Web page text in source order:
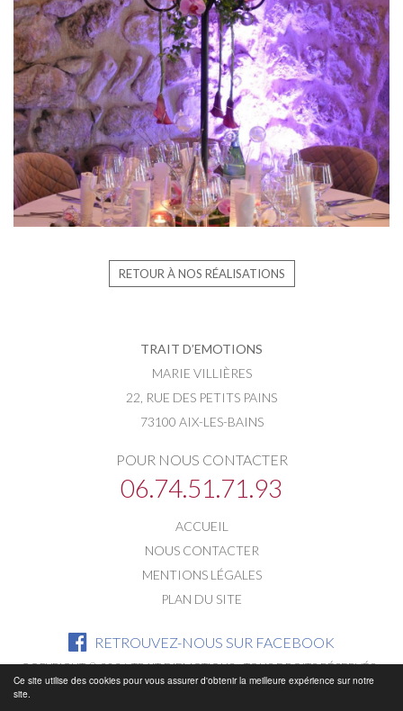
Ce site utilise des cookies pour vous assurer d'obtenir la meilleure expérience sur notre
site.
RETOUR À NOS RÉALISATIONS
TRAIT D’EMOTIONS
MARIE VILLIÈRES
22, RUE DES PETITS PAINS
73100 AIX-LES-BAINS
POUR NOUS CONTACTER
06.74.51.71.93
ACCUEIL
NOUS CONTACTER
MENTIONS LÉGALES
PLAN DU SITE
RETROUVEZ-NOUS SUR FACEBOOK
COPYRIGHT © 2026 TRAIT D'EMOTIONS - TOUS DROITS RÉSERVÉS -